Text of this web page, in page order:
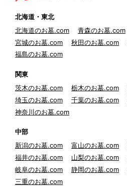
北海道・東北
北海道のお墓.com
青森のお墓.com
宮城のお墓.com
秋田のお墓.com
福島のお墓.com
関東
茨木のお墓.com
栃木のお墓.com
埼玉のお墓.com
千葉のお墓.com
神奈川のお墓.com
中部
新潟のお墓.com
富山のお墓.com
福井のお墓.com
山梨のお墓.com
岐阜のお墓.com
静岡のお墓.com
三重のお墓.com